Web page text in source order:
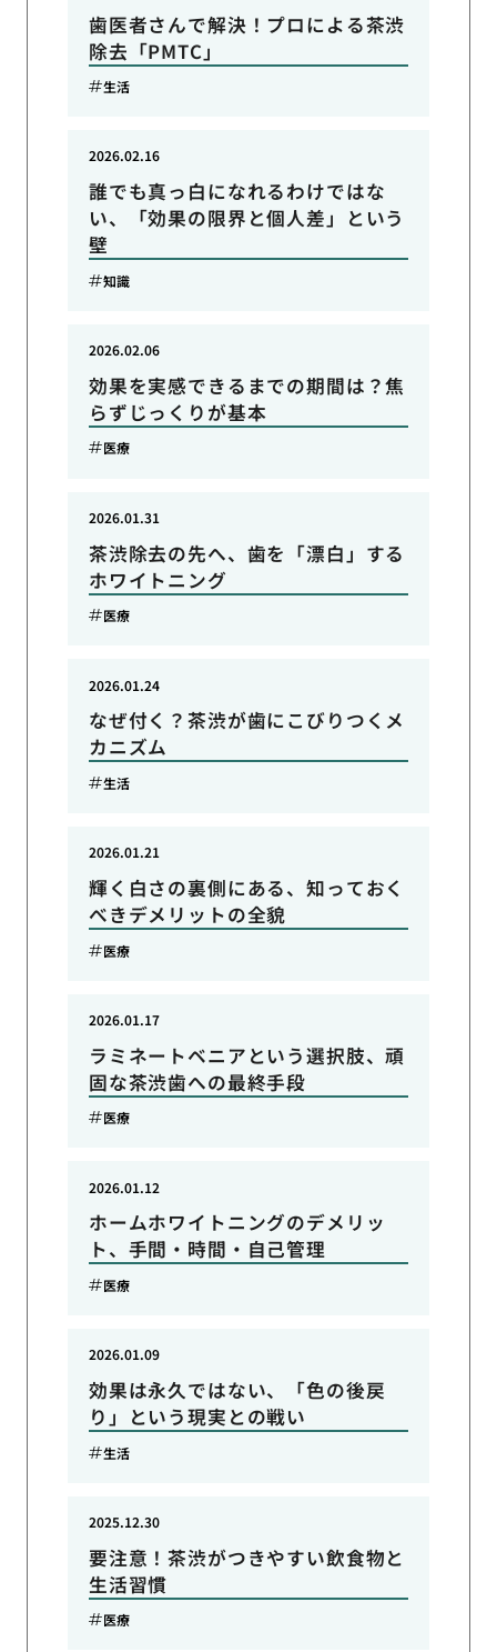
歯医者さんで解決！プロによる茶渋
除去「PMTC」
生活
誰でも真っ白になれるわけではな
い、「効果の限界と個人差」という
壁
2026.02.16
知識
効果を実感できるまでの期間は？焦
らずじっくりが基本
2026.02.06
医療
茶渋除去の先へ、歯を「漂白」する
ホワイトニング
2026.01.31
医療
なぜ付く？茶渋が歯にこびりつくメ
カニズム
2026.01.24
生活
輝く白さの裏側にある、知っておく
べきデメリットの全貌
2026.01.21
医療
ラミネートベニアという選択肢、頑
固な茶渋歯への最終手段
2026.01.17
医療
ホームホワイトニングのデメリッ
ト、手間・時間・自己管理
2026.01.12
医療
効果は永久ではない、「色の後戻
り」という現実との戦い
2026.01.09
生活
要注意！茶渋がつきやすい飲食物と
生活習慣
2025.12.30
医療